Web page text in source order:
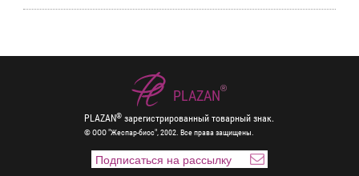
PLAZAN®
PLAZAN® зарегистрированный товарный знак.
© ООО "Жеспар-биос", 2002. Все права защищены.